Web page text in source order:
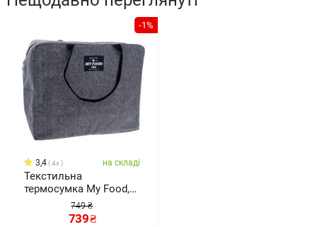
-1%
3,4 4x на складі
Текстильна
термосумка My Food,
сіра, 41 x 19 x 35 см
749 ₴
739₴